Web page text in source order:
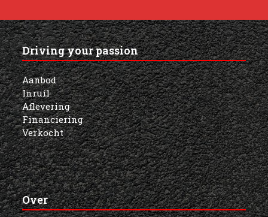
hoogte
met
onze
nieuwsbrief!
Driving your passion
Aanbod
Inruil
Aflevering
Financiering
Verkocht
Over